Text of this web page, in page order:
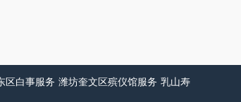
区白事服务 潍坊奎文区殡仪馆服务 乳山寿